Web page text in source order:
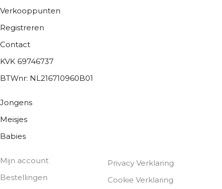
Verkooppunten
Registreren
Contact
KVK 69746737
BTWnr: NL216710960B01
Jongens
Meisjes
Babies
Mijn account
Bestellingen
Privacy Verklaring
Cookie Verklaring